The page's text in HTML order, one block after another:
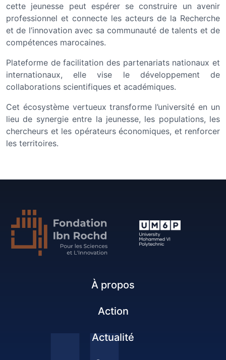
cette jeunesse peut espérer se construire un avenir
professionnel et connecte les acteurs de la Recherche
et de l’innovation avec sa communauté de talents et de
compétences marocaines.
Plateforme de facilitation des partenariats nationaux et
internationaux, elle vise le développement de
collaborations scientifiques et académiques.
Cet écosystème vertueux transforme l’université en un
lieu de synergie entre la jeunesse, les populations, les
chercheurs et les opérateurs économiques, et renforcer
les territoires.
À propos
Action
Actualité